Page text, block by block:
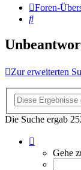
Foren-
Suche
Zur erweiterten
Die Suche ergab
von
Gehe